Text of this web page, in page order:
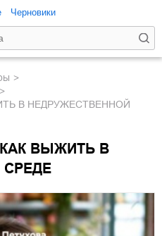
Черновики
ВЫЖИТЬ В